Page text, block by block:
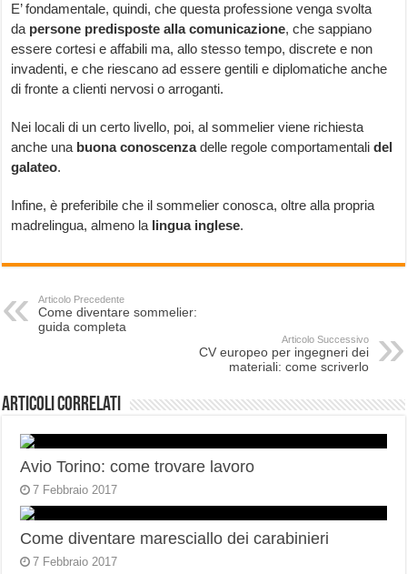
E’ fondamentale, quindi, che questa professione venga svolta
da persone predisposte alla comunicazione, che sappiano
essere cortesi e affabili ma, allo stesso tempo, discrete e non
invadenti, e che riescano ad essere gentili e diplomatiche anche
di fronte a clienti nervosi o arroganti.
Nei locali di un certo livello, poi, al sommelier viene richiesta
anche una buona conoscenzadelle regole comportamentali del
galateo.
Infine, è preferibile che il sommelier conosca, oltre alla propria
madrelingua, almeno la lingua inglese.
Articolo Precedente
Come diventare sommelier:
guida completa
Articolo Successivo
CV europeo per ingegneri dei
materiali: come scriverlo
Articoli correlati
Avio Torino: come trovare lavoro
7 Febbraio 2017
Come diventare maresciallo dei carabinieri
7 Febbraio 2017